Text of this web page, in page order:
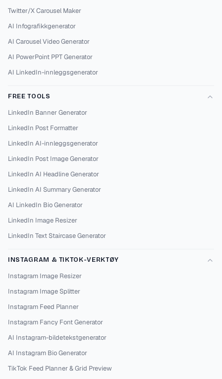
Twitter/X Carousel Maker
AI Infografikkgenerator
AI Carousel Video Generator
AI PowerPoint PPT Generator
AI LinkedIn-innleggsgenerator
FREE TOOLS
LinkedIn Banner Generator
LinkedIn Post Formatter
LinkedIn AI-innleggsgenerator
LinkedIn Post Image Generator
LinkedIn AI Headline Generator
LinkedIn AI Summary Generator
AI LinkedIn Bio Generator
LinkedIn Image Resizer
LinkedIn Text Staircase Generator
INSTAGRAM & TIKTOK-VERKTØY
Instagram Image Resizer
Instagram Image Splitter
Instagram Feed Planner
Instagram Fancy Font Generator
AI Instagram-bildetekstgenerator
AI Instagram Bio Generator
TikTok Feed Planner & Grid Preview